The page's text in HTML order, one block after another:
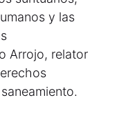
y las
Arrojo, relator